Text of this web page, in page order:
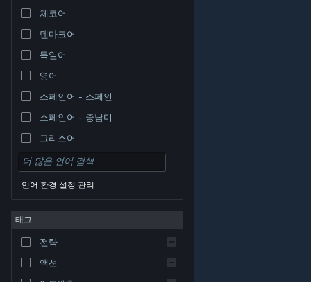
© Valve Corporation. 모든 권리 보유. 모든 상표는 미국
및 기타 국가에서 각각 해당 소유자의 재산입니다.
환불| 쿠키
체코어
덴마크어
독일어
영어
스페인어 - 스페인
스페인어 - 중남미
그리스어
언어 환경 설정 관리
태그
전략
액션